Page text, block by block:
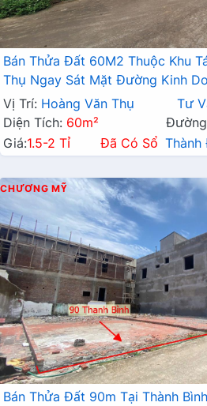
Bán Thửa Đất 60M2 Thuộc Khu
Thụ Ngay Sát Mặt Đường Kinh
Vị Trí: Hoàng Văn Thụ Tư
Diện Tích: 60m²
Đường
Giá:1.5-2 Tỉ Đã Có Sổ
CHƯƠNG MỸ
Bán Thửa Đất 90m Tại Thành